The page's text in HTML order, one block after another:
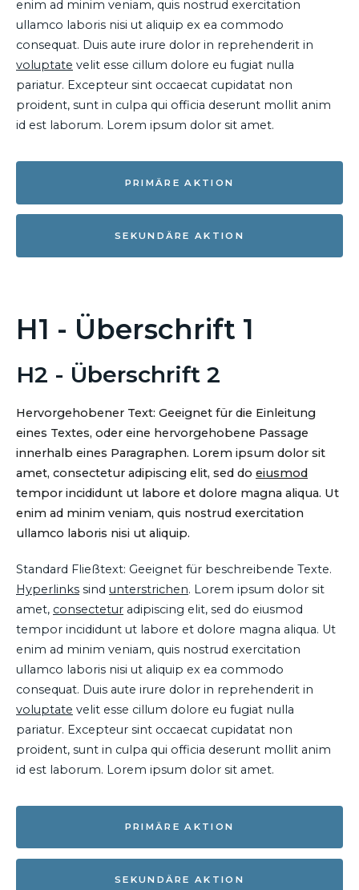
enim ad minim veniam, quis nostrud exercitation
ullamco laboris nisi ut aliquip ex ea commodo
consequat. Duis aute irure dolor in reprehenderit in
voluptate velit esse cillum dolore eu fugiat nulla
pariatur. Excepteur sint occaecat cupidatat non
proident, sunt in culpa qui officia deserunt mollit anim
id est laborum. Lorem ipsum dolor sit amet.
PRIMÄRE AKTION
SEKUNDÄRE AKTION
H1 - Überschrift 1
H2 - Überschrift 2
Hervorgehobener Text: Geeignet für die Einleitung
eines Textes, oder eine hervorgehobene Passage
innerhalb eines Paragraphen. Lorem ipsum dolor sit
amet, consectetur adipiscing elit, sed do eiusmod
tempor incididunt ut labore et dolore magna aliqua. Ut
enim ad minim veniam, quis nostrud exercitation
ullamco laboris nisi ut aliquip.
Standard Fließtext: Geeignet für beschreibende Texte.
Hyperlinks sind unterstrichen. Lorem ipsum dolor sit
amet, consectetur adipiscing elit, sed do eiusmod
tempor incididunt ut labore et dolore magna aliqua. Ut
enim ad minim veniam, quis nostrud exercitation
ullamco laboris nisi ut aliquip ex ea commodo
consequat. Duis aute irure dolor in reprehenderit in
voluptate velit esse cillum dolore eu fugiat nulla
pariatur. Excepteur sint occaecat cupidatat non
proident, sunt in culpa qui officia deserunt mollit anim
id est laborum. Lorem ipsum dolor sit amet.
PRIMÄRE AKTION
SEKUNDÄRE AKTION